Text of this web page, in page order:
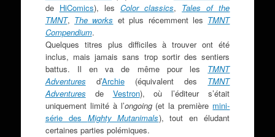
de HiComics), les Color classics, Tales of the
TMNT, The works et plus récemment les TMNT
Compendium.
Quelques titres plus difficiles à trouver ont été
inclus, mais jamais sans trop sortir des sentiers
battus. Il en va de même pour les TMNT
Adventures d’Archie(équivalent des TMNT
Adventures de Vestron), où l’éditeur s’était
uniquement limité à l’ongoing(et la première mini-
série des Mighty Mutanimals), tout en éludant
certaines parties polémiques.